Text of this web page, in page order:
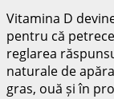
Vitamina D
pentru că
reglarea
naturale de
gras, ouă și în